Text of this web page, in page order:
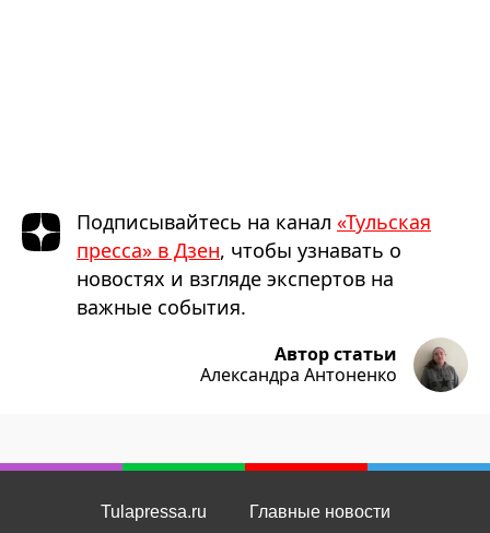
Подписывайтесь на канал «Тульская
пресса» в Дзен, чтобы узнавать о
новостях и взгляде экспертов на
важные события.
Автор статьи
Александра Антоненко
Tulapressa.ru
Главные новости